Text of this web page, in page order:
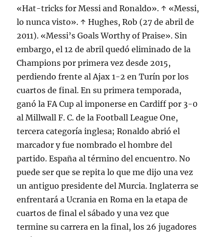
«Hat-tricks for Messi and Ronaldo». ↑ «Messi,
lo nunca visto». ↑ Hughes, Rob (27 de abril de
2011). «Messi’s Goals Worthy of Praise». Sin
embargo, el 12 de abril quedó eliminado de la
Champions por primera vez desde 2015,
perdiendo frente al Ajax 1-2 en Turín por los
cuartos de final. En su primera temporada,
ganó la FA Cup al imponerse en Cardiff por 3-0
al Millwall F. C. de la Football League One,
tercera categoría inglesa; Ronaldo abrió el
marcador y fue nombrado el hombre del
partido. España al término del encuentro. No
puede ser que se repita lo que me dijo una vez
un antiguo presidente del Murcia. Inglaterra se
enfrentará a Ucrania en Roma en la etapa de
cuartos de final el sábado y una vez que
termine su carrera en la final, los 26 jugadores